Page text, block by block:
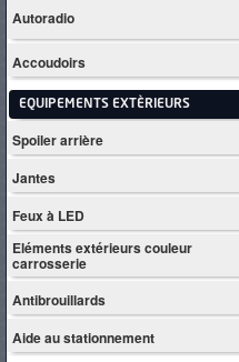
Autoradio
Accoudoirs
EQUIPEMENTS EXTÈRIEURS
Spoiler arrière
Jantes
Feux à LED
Eléments extérieurs couleur
carrosserie
Antibrouillards
Aide au stationnement